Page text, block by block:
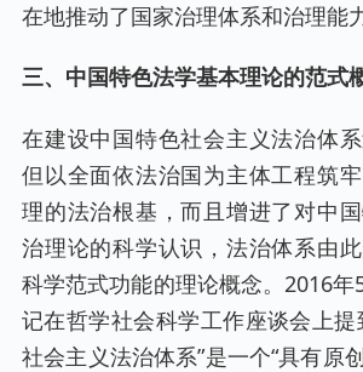
在地推动了国家治理体系和治理能
三、中国特色法学基本理论的范式
在建设中国特色社会主义法治体
但以全面依法治国为主体工程筑
理的法治根基，而且增进了对中
治理论的科学认识，法治体系由
科学范式功能的理论概念。2016年
记在哲学社会科学工作座谈会上提
社会主义法治体系”是一个“具有原